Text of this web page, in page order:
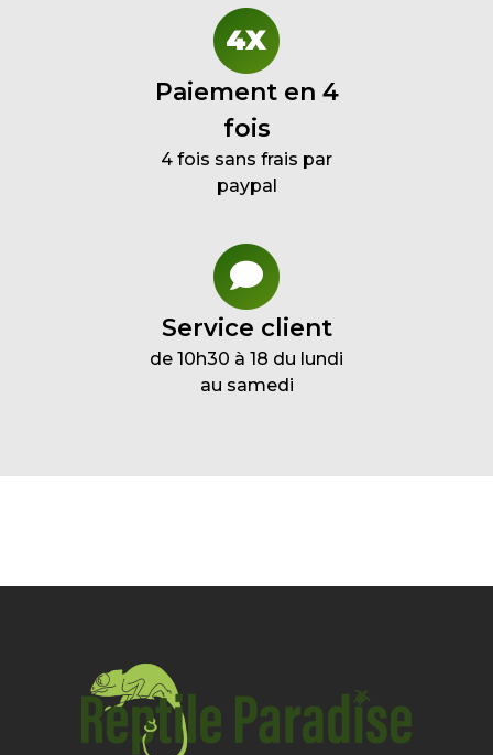
Paiement en 4
fois
4 fois sans frais par
paypal
Service client
de 10h30 à 18 du lundi
au samedi